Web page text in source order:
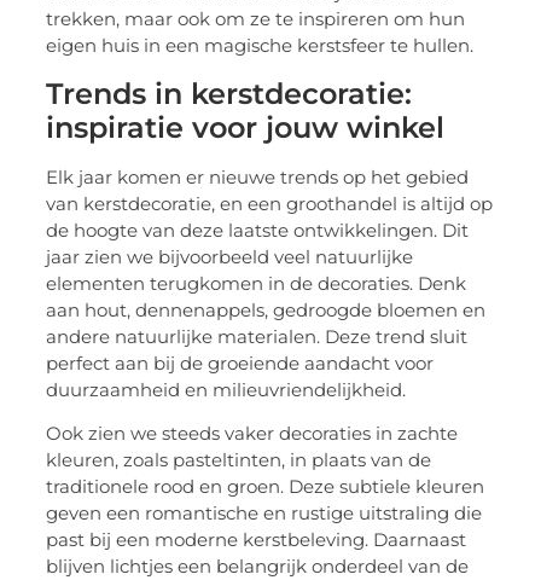
trekken, maar ook om ze te inspireren om hun
eigen huis in een magische kerstsfeer te hullen.
Trends in kerstdecoratie:
inspiratie voor jouw winkel
Elk jaar komen er nieuwe trends op het gebied
van kerstdecoratie, en een groothandel is altijd op
de hoogte van deze laatste ontwikkelingen. Dit
jaar zien we bijvoorbeeld veel natuurlijke
elementen terugkomen in de decoraties. Denk
aan hout, dennenappels, gedroogde bloemen en
andere natuurlijke materialen. Deze trend sluit
perfect aan bij de groeiende aandacht voor
duurzaamheid en milieuvriendelijkheid.
Ook zien we steeds vaker decoraties in zachte
kleuren, zoals pasteltinten, in plaats van de
traditionele rood en groen. Deze subtiele kleuren
geven een romantische en rustige uitstraling die
past bij een moderne kerstbeleving. Daarnaast
blijven lichtjes een belangrijk onderdeel van de